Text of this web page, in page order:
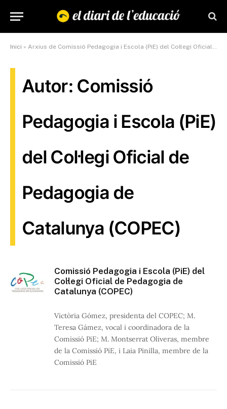
Inici » Arxius de Comissió Pedagogia i Escola (PiE) del Col·legi Oficial de Pedagogia de Catalunya (COPEC)
Autor: Comissió
Pedagogia i Escola (PiE)
del Col·legi Oficial de
Pedagogia de
Catalunya (COPEC)
Comissió Pedagogia i Escola (PiE) del
Col·legi Oficial de Pedagogia de
Catalunya (COPEC)
Victòria Gómez, presidenta del COPEC; M.
Teresa Gámez, vocal i coordinadora de la
Comissió PiE; M. Montserrat Oliveras, membre
de la Comissió PiE, i Laia Pinilla, membre de la
Comissió PiE